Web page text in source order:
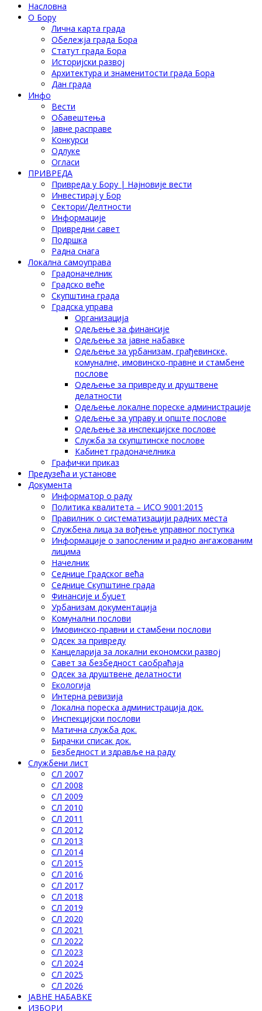
Насловна
О Бору
Лична карта града
Обележја града Бора
Статут града Бора
Историјски развој
Архитектура и знаменитости града Бора
Дан града
Инфо
Вести
Обавештења
Јавне расправе
Конкурси
Одлуке
Огласи
ПРИВРЕДА
Привреда у Бору | Најновије вести
Инвестирај у Бор
Сектори/Делтности
Информације
Привредни савет
Подршка
Радна снага
Локална самоуправа
Градоначелник
Градско веће
Скупштина града
Градска управа
Организација
Одељење за финансије
Одељење за јавне набавке
Одељење за урбанизам, грађевинске,
комуналне, имовинско-правне и стамбене
послове
Одељење за привреду и друштвене
делатности
Одељење локалне пореске администрације
Одељење за управу и опште послове
Одељење за инспекцијске послове
Служба за скупштинске послове
Кабинет градоначелника
Графички приказ
Предузећа и установе
Документа
Информатор о раду
Политика квалитета – ИСО 9001:2015
Правилник о систематизацији радних места
Службена лица за вођење управног поступка
Информације о запосленим и радно ангажованим
лицима
Начелник
Седнице Градског већа
Седнице Скупштине града
Финансије и буџет
Урбанизам документација
Комунални послови
Имовинско-правни и стамбени послови
Одсек за привреду
Канцеларија за локални економски развој
Савет за безбедност саобраћаја
Одсек за друштвене делатности
Eкологија
Интерна ревизија
Локална пореска администрација док.
Инспекцијски послови
Матична служба док.
Бирачки списак док.
Безбедност и здравље на раду
Службени лист
СЛ 2007
СЛ 2008
СЛ 2009
СЛ 2010
СЛ 2011
СЛ 2012
СЛ 2013
СЛ 2014
СЛ 2015
СЛ 2016
СЛ 2017
СЛ 2018
СЛ 2019
СЛ 2020
СЛ 2021
СЛ 2022
СЛ 2023
СЛ 2024
СЛ 2025
СЛ 2026
ЈАВНЕ НАБАВКЕ
ИЗБОРИ